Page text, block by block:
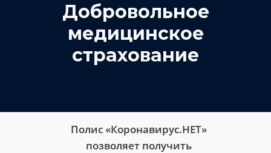
Добровольное
медицинское
страхование
Полис «Коронавирус.НЕТ»
позволяет получить